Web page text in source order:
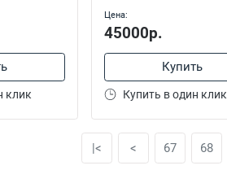
клик
Цена:
45000р.
Купить
Купить в один клик
|< < 67 68